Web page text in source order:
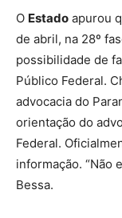
O Estado apurou
de abril, na 28º
possibilidade de
Público Federal.
advocacia do
orientação do
Federal.
informação. “Não
Bessa.